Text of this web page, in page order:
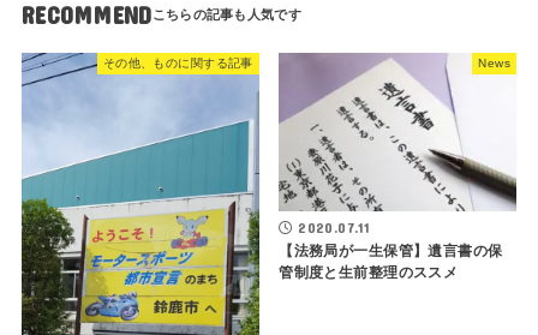
RECOMMEND
その他、ものに関する記事 News
2020.07.11
【法務局が一生保管】遺言書の保
管制度と生前整理のススメ